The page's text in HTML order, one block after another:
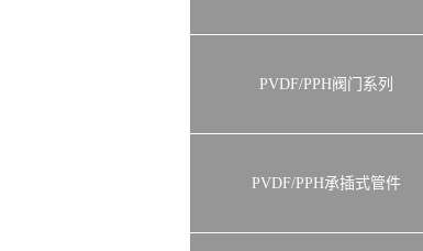
PVDF/PPH阀门系列
PVDF/PPH承插式管件